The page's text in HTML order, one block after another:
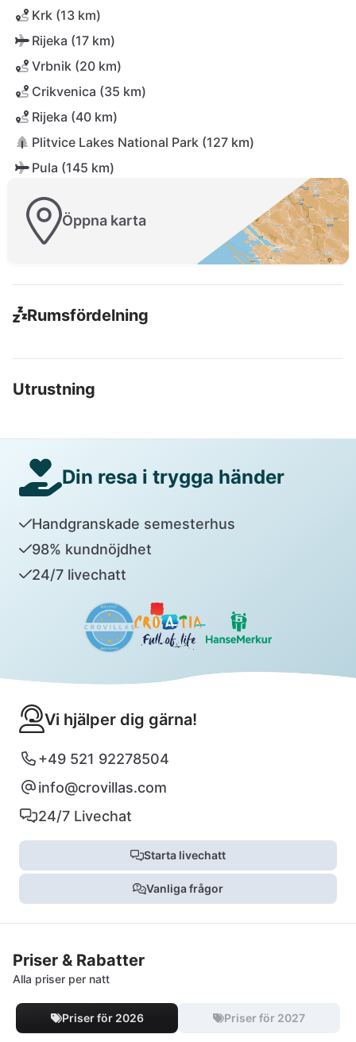
Krk (13 km)
Rijeka (17 km)
Vrbnik (20 km)
Crikvenica (35 km)
Rijeka (40 km)
Plitvice Lakes National Park (127 km)
Pula (145 km)
Öppna karta
Rumsfördelning
Utrustning
Din resa i trygga händer
Handgranskade semesterhus
98% kundnöjdhet
24/7 livechatt
Vi hjälper dig gärna!
+49 521 92278504
info@crovillas.com
24/7 Livechat
Starta livechatt
Vanliga frågor
Priser & Rabatter
Alla priser per natt
Priser för 2026 Priser för 2027